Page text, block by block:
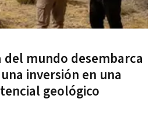
del mundo desembarca
inversión en una
geológico